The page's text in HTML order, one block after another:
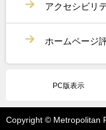
アクセシビリ
ホームページ
PC版表示
Copyright © Metropolitan